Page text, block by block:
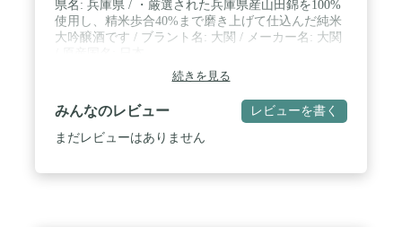
県名: 兵庫県 / ・厳選された兵庫県産山田錦を100%
使用し、精米歩合40%まで磨き上げて仕込んだ純米
大吟醸酒です / ブラント名: 大関 / メーカー名: 大関
続きを見る
みんなのレビュー レビューを書く
まだレビューはありません